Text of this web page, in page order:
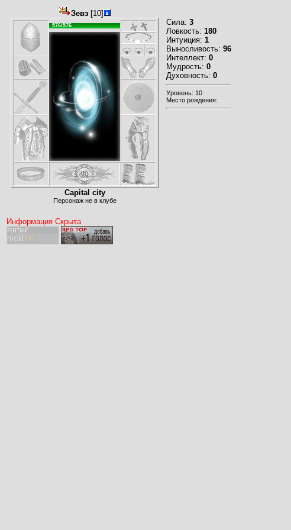
Зевз[10]
576/576
Capital city
Персонаж не в клубе
Сила: 3
Ловкость: 180
Интуиция: 1
Выносливость: 96
Интеллект: 0
Мудрость: 0
Духовность: 0
Уровень: 10
Место рождения:
Информация Скрыта